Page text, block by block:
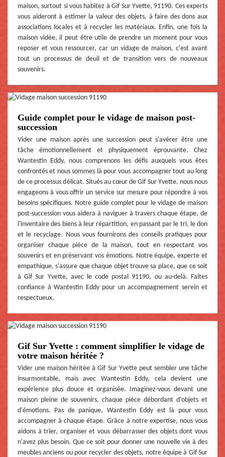
maison, surtout si vous habitez à Gif Sur Yvette, 91190. Ces experts
vous aideront à estimer la valeur des objets, à faire des dons aux
associations locales et à recycler les matériaux. Enfin, une fois la
maison vidée, il peut être utile de prendre un moment pour vous
reposer et vous ressourcer, car un vidage de maison, c'est avant
tout un processus de deuil et de transition vers de nouveaux
souvenirs.
Guide complet pour le vidage de maison post-
succession
Vider une maison après une succession peut s'avérer être une
tâche émotionnellement et physiquement éprouvante. Chez
Wantestin Eddy, nous comprenons les défis auxquels vous êtes
confrontés et nous sommes là pour vous accompagner tout au long
de ce processus délicat. Situés au cœur de Gif Sur Yvette, nous nous
engageons à vous offrir un service sur mesure pour répondre à vos
besoins spécifiques. Notre guide complet pour le vidage de maison
post-succession vous aidera à naviguer à travers chaque étape, de
l'inventaire des biens à leur répartition, en passant par le tri, le don
et le recyclage. Nous vous fournirons des conseils pratiques pour
organiser chaque pièce de la maison, tout en respectant vos
souvenirs et en préservant vos émotions. Notre équipe, experte et
empathique, s'assure que chaque objet trouve sa place, que ce soit
à Gif Sur Yvette, avec le code postal 91190, ou au-delà. Faites
confiance à Wantestin Eddy pour un accompagnement serein et
respectueux.
Gif Sur Yvette : comment simplifier le vidage de
votre maison héritée ?
Vider une maison héritée à Gif Sur Yvette peut sembler une tâche
insurmontable, mais avec Wantestin Eddy, cela devient une
expérience plus douce et organisée. Imaginez-vous devant une
maison pleine de souvenirs, chaque pièce débordant d'objets et
d'émotions. Pas de panique, Wantestin Eddy est là pour vous
accompagner à chaque étape. Grâce à notre expertise, nous vous
aidons à trier, organiser et vous débarrasser des objets dont vous
n'avez plus besoin. Que ce soit pour donner une nouvelle vie à des
meubles anciens ou pour recycler des objets, notre équipe à Gif Sur